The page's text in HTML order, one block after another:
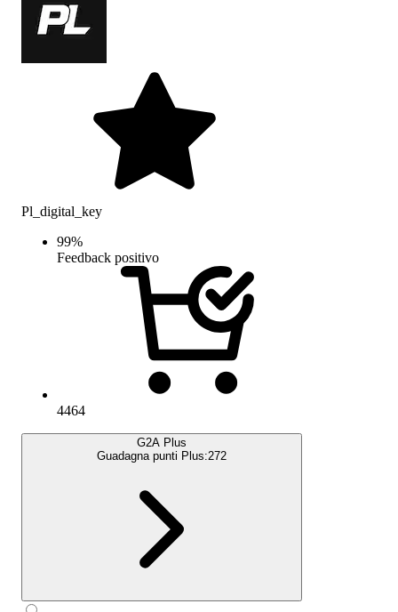
Pl_digital_key
99%
Feedback positivo
4464
G2A Plus
Guadagna punti Plus:272